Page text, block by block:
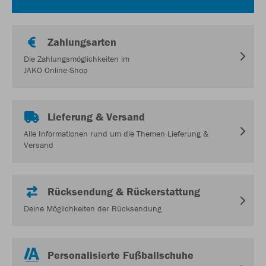
Zahlungsarten
Die Zahlungsmöglichkeiten im
JAKO Online-Shop
Lieferung & Versand
Alle Informationen rund um die Themen Lieferung &
Versand
Rücksendung & Rückerstattung
Deine Möglichkeiten der Rücksendung
Personalisierte Fußballschuhe